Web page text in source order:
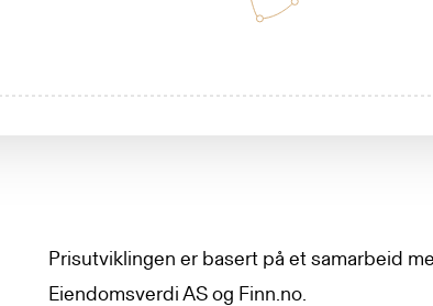
Prisutviklingen er basert på et samarbeid
Eiendomsverdi AS og Finn.no.